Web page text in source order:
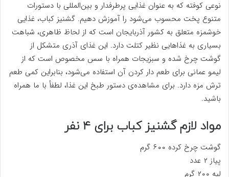
نوعی کوفته که به عنوان غذایی پرطرفدار و بین‌المللی با دستورات
متنوع پخت محسوب می‌شود را آموزش دهیم. گشنیز کباب، غذایی
خوشمزه متعلق به کشور آذربایجان است که از لحاظ ظاهری، شباهت
بسیاری به غذاهایی نظیر کتلت دارد. این غذای آذری متشکل از
گوشت چرخ شده و سبزیجات همراه با سس مخصوص است که از
لیمو عمانی برای طعم دار کردن آن استفاده می‌شود، بنابراین کمی طعم
ترش مزه دارد. برای مشاهده‌ی دستور طبخ این غذا، لطفأ با ما همراه
باشید.
مواد لازم گشنیز کباب برای ۴ نفر
گوشت چرخ کرده ۶۰۰ گرم
پیاز ۲ عدد
لپه ۲۰۰ گرم